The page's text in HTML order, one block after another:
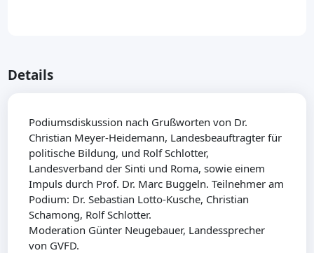
Details
Podiumsdiskussion nach Grußworten von Dr.
Christian Meyer-Heidemann, Landesbeauftragter für
politische Bildung, und Rolf Schlotter,
Landesverband der Sinti und Roma, sowie einem
Impuls durch Prof. Dr. Marc Buggeln. Teilnehmer am
Podium: Dr. Sebastian Lotto-Kusche, Christian
Schamong, Rolf Schlotter.
Moderation Günter Neugebauer, Landessprecher
von GVFD.